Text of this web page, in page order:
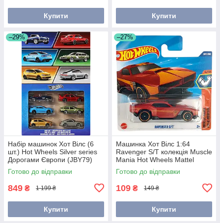
Купити Купити
–29%
Набір машинок Хот Вілс (6
шт.) Hot Wheels Silver series
Дорогами Європи (JBY79)
Готово до відправки
849 ₴ 1 199 ₴
Купити
–27%
Машинка Хот Вілс 1:64
Ravenger S/T колекція Muscle
Mania Hot Wheels Mattel
JBC14
Готово до відправки
109 ₴ 149 ₴
Купити